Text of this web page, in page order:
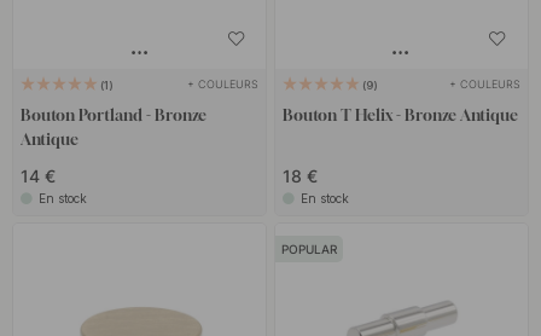
1 + COULEURS
Bouton Portland - Bronze
Antique
14 €
En stock
9 + COULEURS
Bouton T Helix - Bronze Antique
18 €
En stock
POPULAR